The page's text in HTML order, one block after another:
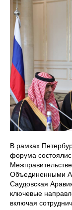
В рамках
форума
Объединенными
Саудовская
ключевые
включая